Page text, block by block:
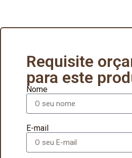
Requisite
para este
Nome
E-mail